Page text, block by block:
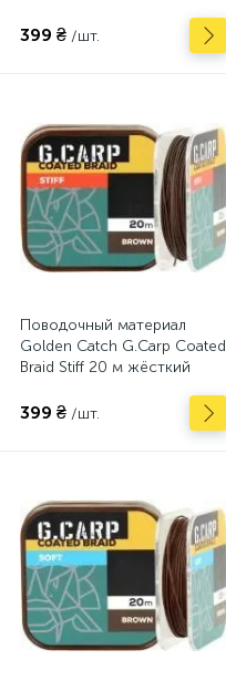
399 ₴ /шт.
Поводочный материал
Golden Catch G.Carp Coated
Braid Stiff 20 м жёсткий
399 ₴ /шт.